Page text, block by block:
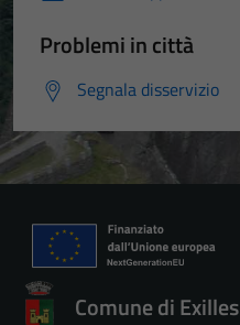
Problemi in città
Segnala disservizio
Comune di Exilles